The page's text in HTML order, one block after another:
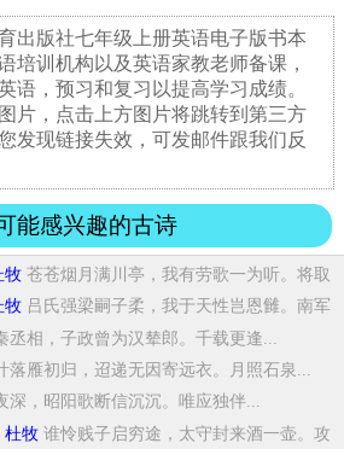
出版社七年级上册英语电子版书本
培训机构以及英语家教老师备课，
语，预习和复习以提高学习成绩。
片，点击上方图片将跳转到第三方
发现链接失效，可发邮件跟我们反
能感兴趣的古诗
牧 苍苍烟月满川亭，我有劳歌一为听。将取
牧 吕氏强梁嗣子柔，我于天性岂恩雠。南军
丞相，子政曾为汉辇郎。千载更逢...
落雁初归，迢递无因寄远衣。月照石泉...
深，昭阳歌断信沉沉。唯应独伴...
杜牧 谁怜贱子启穷途，太守封来酒一壶。攻